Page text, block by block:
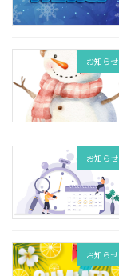
お知らせ
お知らせ
お知らせ